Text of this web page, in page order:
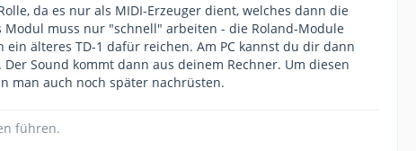
da es nur als MIDI-Erzeuger dient, welches dann die
muss nur "schnell" arbeiten - die Roland-Module
älteres TD-1 dafür reichen. Am PC kannst du dir dann
Sound kommt dann aus deinem Rechner. Um diesen
man auch noch später nachrüsten.
führen.